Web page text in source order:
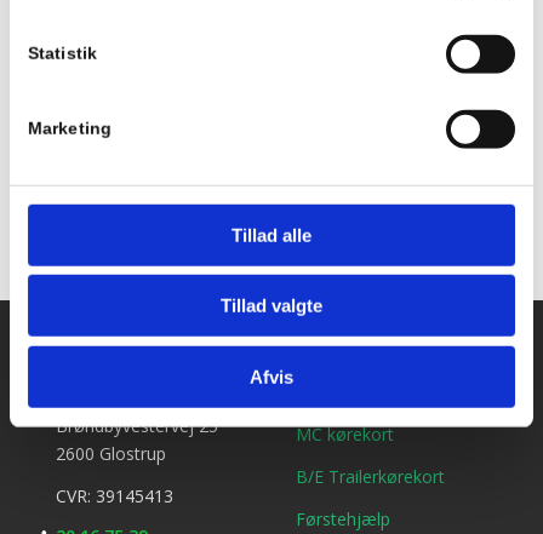
Statistik
Marketing
Tillad alle
Tillad valgte
Afvis
Tilføj til kalender
Kontakt os
Brøndbyvestervej 25
2600 Glostrup
CVR: 39145413
Ydelser
MC kørekort
B/E Trailerkørekort
Førstehjælp